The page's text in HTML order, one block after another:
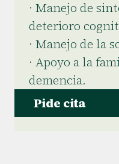
· Manejo de
deterioro
· Manejo de la
· Apoyo a la
demencia.
Pide cita